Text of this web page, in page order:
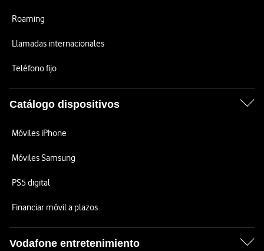
Roaming
Llamadas internacionales
Teléfono fijo
Catálogo dispositivos
Móviles iPhone
Móviles Samsung
PS5 digital
Financiar móvil a plazos
Vodafone entretenimiento